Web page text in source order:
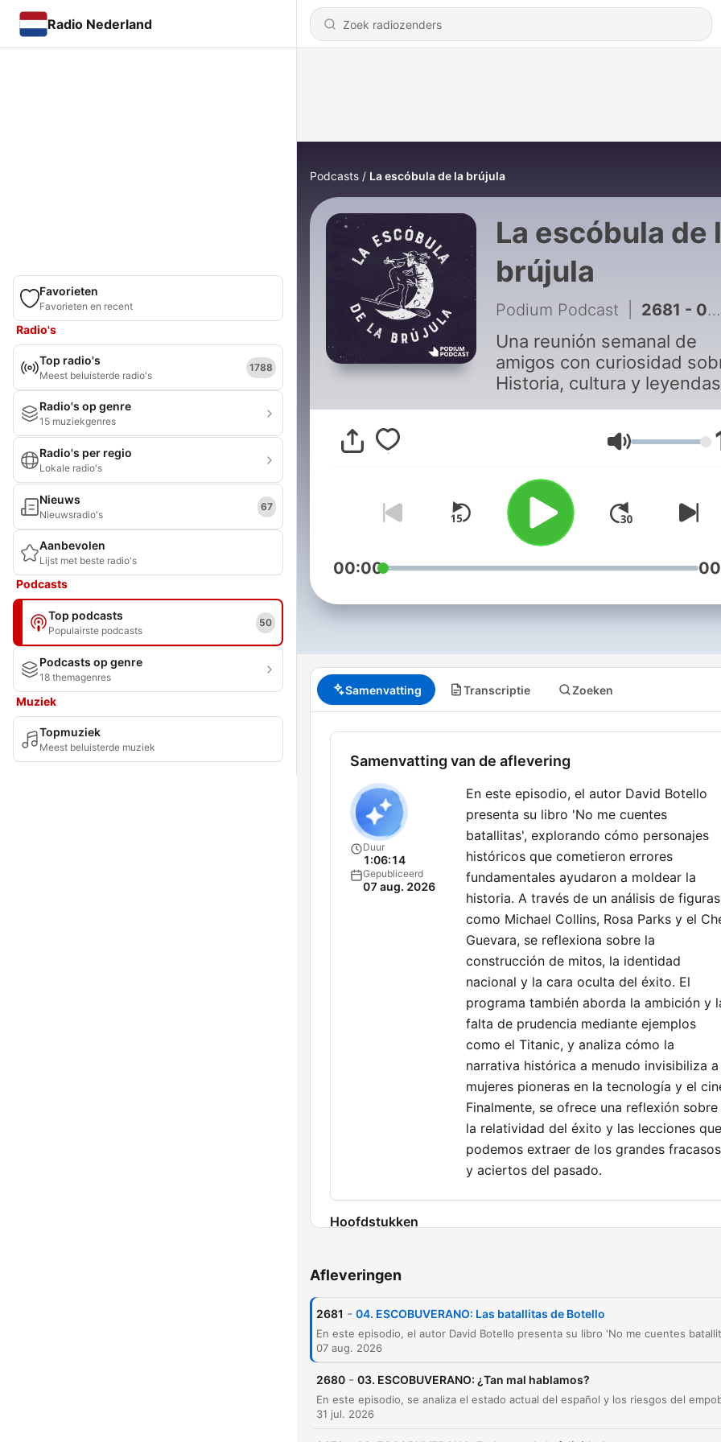
Radio Nederland
Favorieten
Favorieten en recent
Radio's
Top radio's
Meest beluisterde radio's
1788
Radio's op genre
15 muziekgenres
Radio's per regio
Lokale radio's
Nieuws
Nieuwsradio's
67
Aanbevolen
Lijst met beste radio's
Podcasts
Top podcasts
Populairste podcasts
50
Podcasts op genre
18 themagenres
Muziek
Topmuziek
Meest beluisterde muziek
Podcasts La escóbula de la brújula
La escóbula de
brújula
Podium Podcast 2681 - 04. ESCOBUVERANO: Las batallitas de Botello
Una reunión semanal de
amigos con curiosidad
Historia, cultura y
Ignacio Cuesta, Marcos
y un amplio equipo de
colaboradores.
Volume
00:00
Samenvatting Transcriptie Zoeken
Samenvatting van de aflevering
Duur
1:06:14
Gepubliceerd
07 aug. 2026
En este episodio, el autor David Botello
presenta su libro 'No me cuentes
batallitas', explorando cómo personajes
históricos que cometieron errores
fundamentales ayudaron a moldear la
historia. A través de un análisis de figuras
como Michael Collins, Rosa Parks y el
Guevara, se reflexiona sobre la
construcción de mitos, la identidad
nacional y la cara oculta del éxito. El
programa también aborda la ambición y
falta de prudencia mediante ejemplos
como el Titanic, y analiza cómo la
narrativa histórica a menudo invisibiliza a
mujeres pioneras en la tecnología y el
Finalmente, se ofrece una reflexión sobre
la relatividad del éxito y las lecciones que
podemos extraer de los grandes fracasos
y aciertos del pasado.
Hoofdstukken
00:08:55
Análisis de personajes: Michael Collins y Rosa
00:18:55
Mitos fundacionales y la construcción de la
identidad
Afleveringen
2681 - 04. ESCOBUVERANO: Las batallitas de Botello
07 aug. 2026
2680 - 03. ESCOBUVERANO: ¿Tan mal hablamos?
31 jul. 2026